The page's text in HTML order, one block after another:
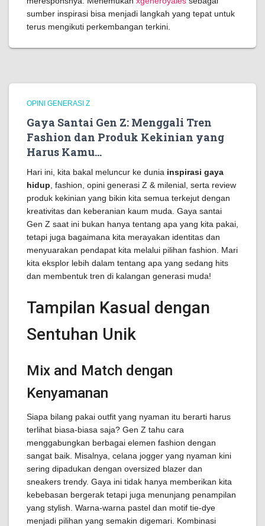
sumber inspirasi bisa menjadi langkah yang tepat untuk
terus mengikuti perkembangan terkini.
OPINI GENERASI Z
Gaya Santai Gen Z: Menggali Tren
Fashion dan Produk Kekinian yang
Harus Kamu…
Hari ini, kita bakal meluncur ke dunia inspirasi gaya
hidup , fashion, opini generasi Z & milenial, serta review
produk kekinian yang bikin kita semua terkejut dengan
kreativitas dan keberanian kaum muda. Gaya santai
Gen Z saat ini bukan hanya tentang apa yang kita pakai,
tetapi juga bagaimana kita merayakan identitas dan
menyuarakan pendapat kita melalui pilihan fashion. Mari
kita eksplor lebih dalam tentang apa yang sedang hits
dan membentuk tren di kalangan generasi muda!
Tampilan Kasual dengan
Sentuhan Unik
Mix and Match dengan
Kenyamanan
Siapa bilang pakai outfit yang nyaman itu berarti harus
terlihat biasa-biasa saja? Gen Z tahu cara
menggabungkan berbagai elemen fashion dengan
sangat baik. Misalnya, celana jogger yang nyaman kini
sering dipadukan dengan oversized blazer dan
sneakers trendy. Gaya ini tidak hanya memberikan kita
kebebasan bergerak tetapi juga menunjang penampilan
yang stylish. Warna-warna pastel dan motif tie-dye
menjadi pilihan yang semakin digemari. Kombinasi